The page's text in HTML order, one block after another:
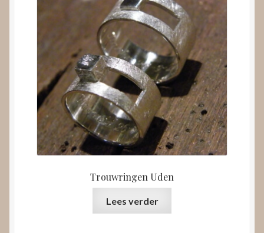
Trouwringen Uden
Lees verder